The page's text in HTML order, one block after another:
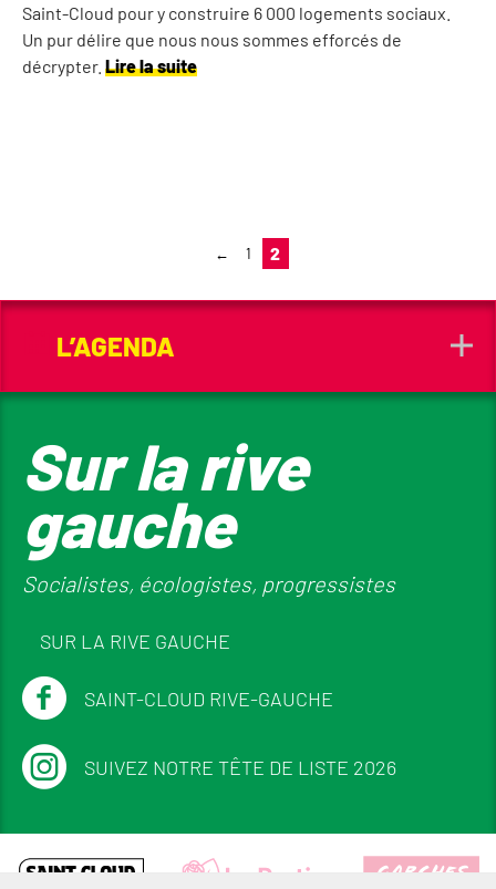
Saint-Cloud pour y construire 6 000 logements sociaux.
Un pur délire que nous nous sommes efforcés de
décrypter. Lire la suite
← 1 2
L’AGENDA
Sur la rive
gauche
Socialistes, écologistes, progressistes
SUR LA RIVE GAUCHE
SAINT-CLOUD RIVE-GAUCHE
SUIVEZ NOTRE TÊTE DE LISTE 2026